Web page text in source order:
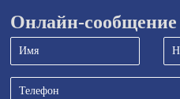
Онлайн-сообщение